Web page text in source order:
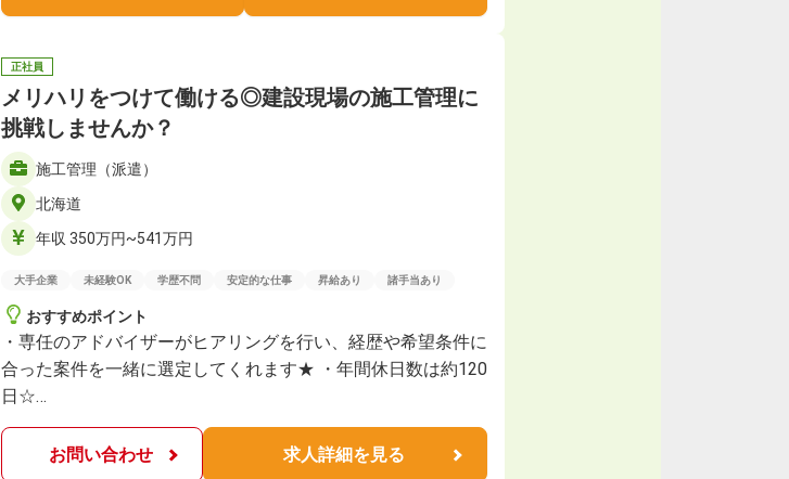
正社員
メリハリをつけて働ける◎建設現場の施工管理に
挑戦しませんか？
施工管理（派遣）
北海道
年収 350万円~541万円
大手企業 未経験OK 学歴不問 安定的な仕事 昇給あり 諸手当あり
おすすめポイント
・専任のアドバイザーがヒアリングを行い、経歴や希望条件に
合った案件を一緒に選定してくれます★ ・年間休日数は約120
日☆…
お問い合わせ 求人詳細を見る